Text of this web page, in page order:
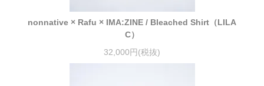
nonnative × Rafu × IMA:ZINE / Bleached Shirt（LILA
C）
32,000円(税抜)